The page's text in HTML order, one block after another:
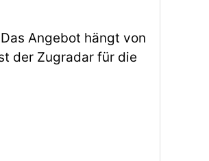
Angebot hängt von
der Zugradar für die